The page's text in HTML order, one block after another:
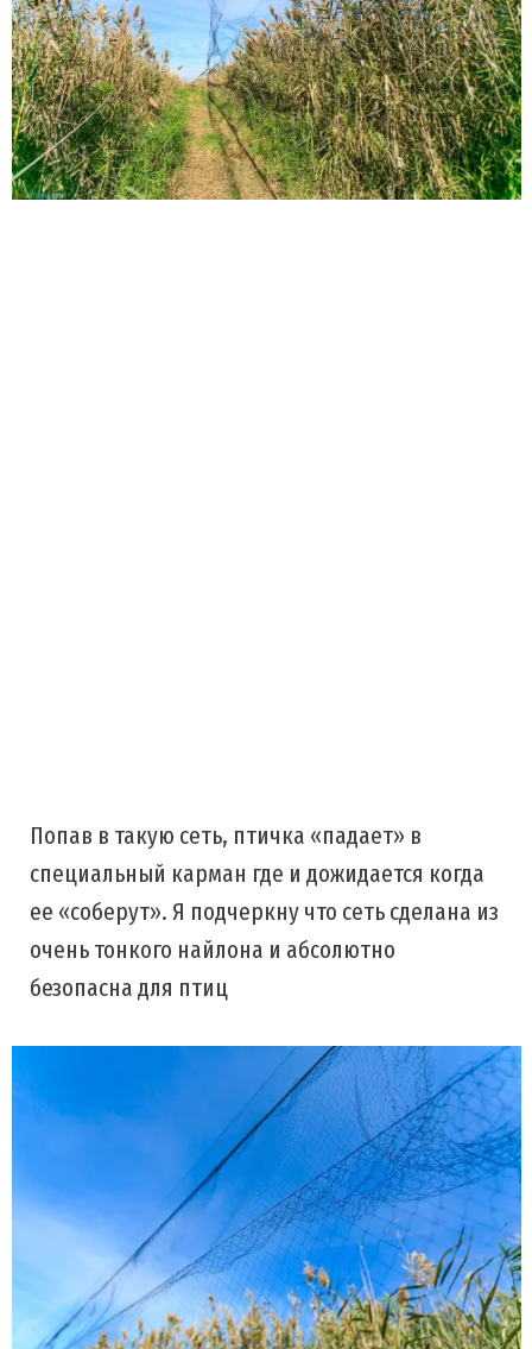
Попав в такую сеть, птичка «падает» в
специальный карман где и дожидается когда
ее «соберут». Я подчеркну что сеть сделана из
очень тонкого найлона и абсолютно
безопасна для птиц